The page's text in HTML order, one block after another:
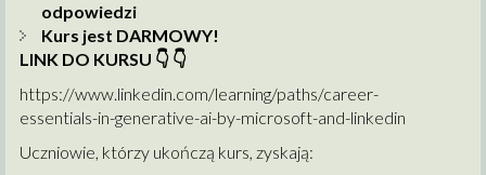
odpowiedzi
Kurs jest DARMOWY!
LINK DO KURSU 👇 👇
https://www.linkedin.com/learning/paths/career-
essentials-in-generative-ai-by-microsoft-and-linkedin
Uczniowie, którzy ukończą kurs, zyskają: